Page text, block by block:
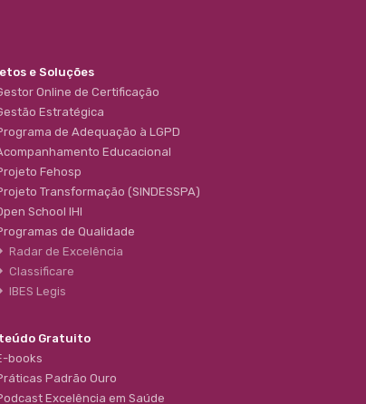
e Soluções
Online de Certificação
Estratégica
de Adequação à LGPD
Educacional
Fehosp
Transformação (SINDESSPA)
School IHI
de Qualidade
Radar de Excelência
Classificare
IBES Legis
Gratuito
books
Padrão Ouro
Excelência em Saúde